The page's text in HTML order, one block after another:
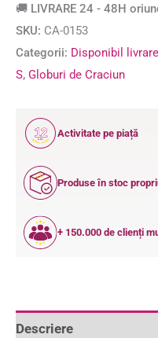
🚚 LIVRARE 24 - 48H
SKU: CA-0153
Categorii: Disponibil
S, Globuri de Craciun
12
ANI
Activitate pe piață
Produse în stoc
+ 150.000 de clienți
Descriere